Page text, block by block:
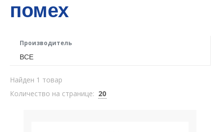
помех
Производитель
ВСЕ
Найден 1 товар
Количество на странице: 20